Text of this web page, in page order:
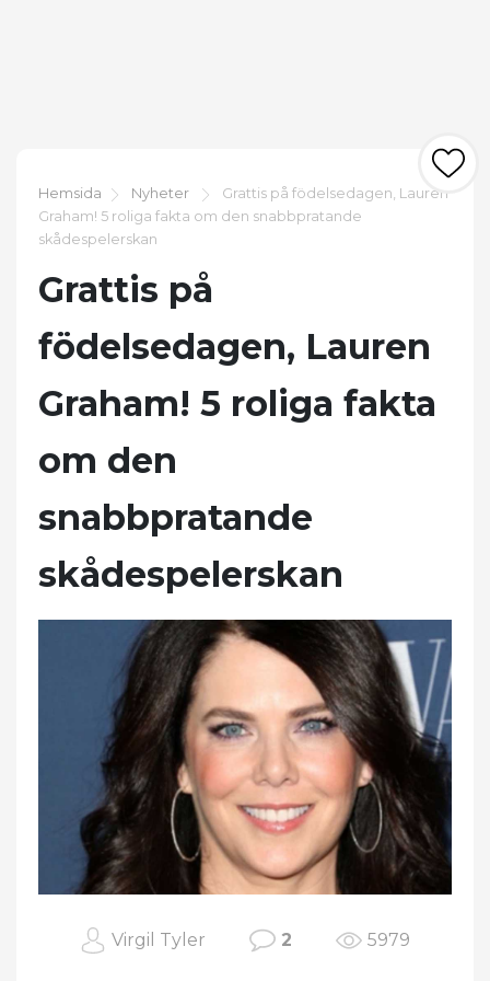
Hemsida Nyheter
Grattis på födelsedagen, Lauren
Graham! 5 roliga fakta om den snabbpratande
skådespelerskan
Grattis på
födelsedagen, Lauren
Graham! 5 roliga fakta
om den
snabbpratande
skådespelerskan
Virgil Tyler 2 5979